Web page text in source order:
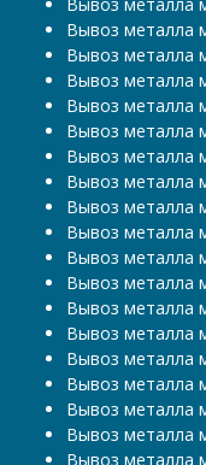
Вывоз металла
Вывоз металла
Вывоз металла
Вывоз металла
Вывоз металла
Вывоз металла
Вывоз металла
Вывоз металла
Вывоз металла
Вывоз металла
Вывоз металла
Вывоз металла
Вывоз металла
Вывоз металла
Вывоз металла
Вывоз металла
Вывоз металла
Вывоз металла